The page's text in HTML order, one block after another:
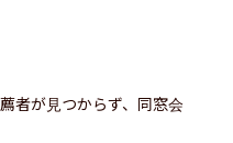
者が見つからず、同窓会